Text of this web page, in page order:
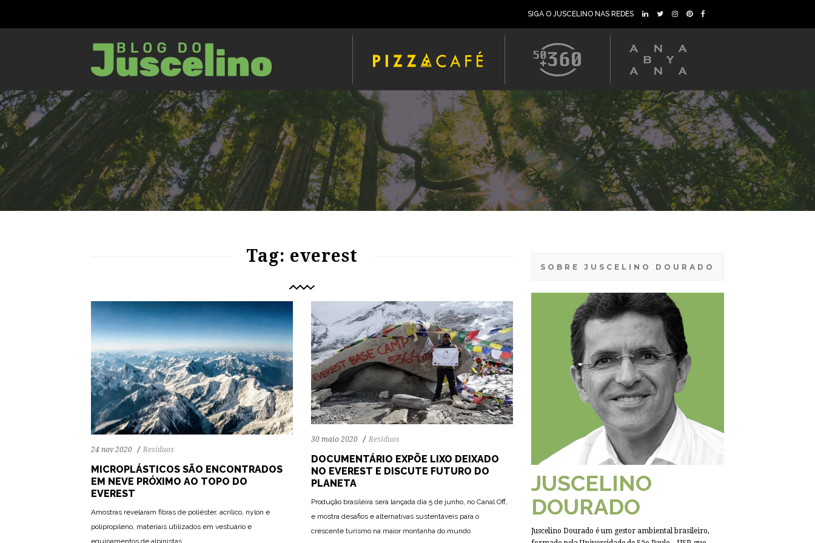
SIGA O JUSCELINO NAS REDES
Tag: everest
24 nov 2020 Resíduos
MICROPLÁSTICOS SÃO ENCONTRADOS
EM NEVE PRÓXIMO AO TOPO DO
EVEREST
Amostras revelaram fibras de poliéster, acrílico, nylon e
polipropileno, materiais utilizados em vestuário e
equipamentos de alpinistas
30 maio 2020 Resíduos
DOCUMENTÁRIO EXPÕE LIXO DEIXADO
NO EVEREST E DISCUTE FUTURO DO
PLANETA
Produção brasileira será lançada dia 5 de junho, no Canal Off,
e mostra desafios e alternativas sustentáveis para o
crescente turismo na maior montanha do mundo
SOBRE JUSCELINO DOURADO
JUSCELINO
DOURADO
Juscelino Dourado é um gestor ambiental brasileiro,